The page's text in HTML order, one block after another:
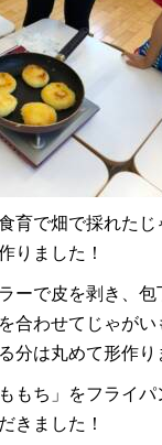
育で畑で採れたじ
りました！
ーで皮を剥き、包
合わせてじゃがい
分は丸めて形作り
もち」をフライ
きました！